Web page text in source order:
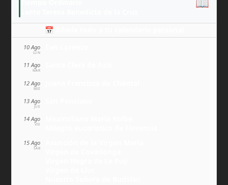
📅 Añade todo a tu calendario personal
10 Ago
LUN
11 Ago
MAR
12 Ago
MIÉ
13 Ago
JUE
14 Ago
VIE
15 Ago
SÁB